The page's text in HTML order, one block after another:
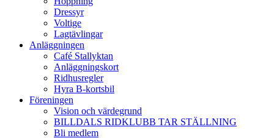
Dressyr
Voltige
Lagtävlingar
Anläggningen
Café Stallyktan
Anläggningskort
Ridhusregler
Hyra B-kortsbil
Föreningen
Vision och värdegrund
BILLDALS RIDKLUBB TAR STÄLLNING
Bli medlem